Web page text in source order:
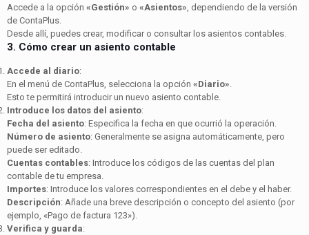
Accede a la opción «Gestión» o «Asientos» , dependiendo de la versión
de ContaPlus.
Desde allí, puedes crear, modificar o consultar los asientos contables.
3. Cómo crear un asiento contable
Accede al diario:
En el menú de ContaPlus, selecciona la opción «Diario»
Esto te permitirá introducir un nuevo asiento contable.
Introduce los datos del asiento:
Fecha del asiento: Especifica la fecha en que ocurrió la operación.
Número de asiento: Generalmente se asigna automáticamente, pero
puede ser editado.
Cuentas contables: Introduce los códigos de las cuentas del plan
contable de tu empresa.
Importes: Introduce los valores correspondientes en el debe y el haber.
Descripción: Añade una breve descripción o concepto del asiento (por
ejemplo, «Pago de factura 123»).
Verifica y guarda: